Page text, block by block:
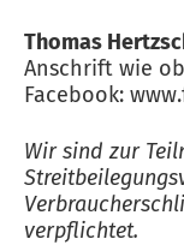
Thomas
Anschrift wie
Facebook:
Wir sind zur
verpflichtet.